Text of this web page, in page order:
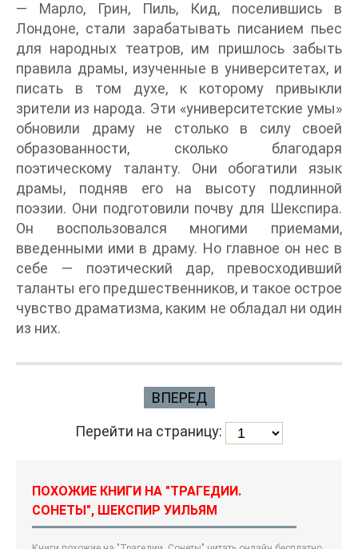
— Марло, Грин, Пиль, Кид, поселившись в
Лондоне, стали зарабатывать писанием пьес
для народных театров, им пришлось забыть
правила драмы, изученные в университетах, и
писать в том духе, к которому привыкли
зрители из народа. Эти «университетские умы»
обновили драму не столько в силу своей
образованности, сколько благодаря
поэтическому таланту. Они обогатили язык
драмы, подняв его на высоту подлинной
поэзии. Они подготовили почву для Шекспира.
Он воспользовался многими приемами,
введенными ими в драму. Но главное он нес в
себе — поэтический дар, превосходивший
таланты его предшественников, и такое острое
чувство драматизма, каким не обладал ни один
из них.
ВПЕРЕД
Перейти на страницу:
ПОХОЖИЕ КНИГИ НА "ТРАГЕДИИ.
СОНЕТЫ", ШЕКСПИР УИЛЬЯМ